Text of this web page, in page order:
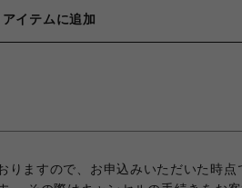
イテムに追加
りますので、お申込みいただいた時点